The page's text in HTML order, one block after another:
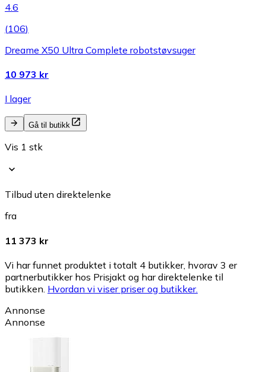
4.6
(106)
Dreame X50 Ultra Complete robotstøvsuger
10 973 kr
I lager
Gå til butikk
Vis 1 stk
Tilbud uten direktelenke
fra
11 373 kr
Vi har funnet produktet i totalt 4 butikker, hvorav 3 er
partnerbutikker hos Prisjakt og har direktelenke til
butikken. Hvordan vi viser priser og butikker.
Annonse
Annonse